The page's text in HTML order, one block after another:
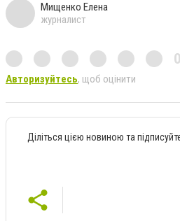
Мищенко Елена
журналист
Авторизуйтесь, щоб оцінити
Діліться цією новиною та